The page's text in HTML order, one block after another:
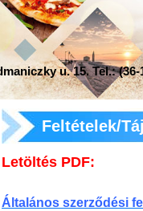
u. 15. Tel.:
Feltételek/
Letöltés PDF:
Általános szerződési